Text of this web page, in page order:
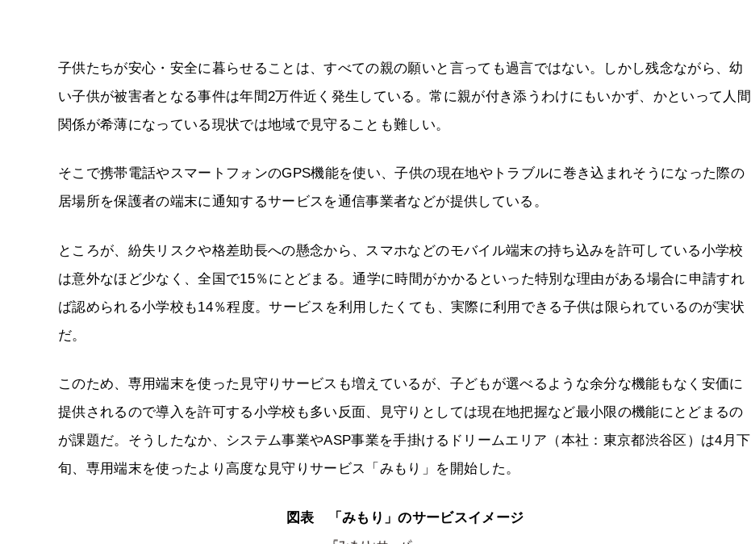
子供たちが安心・安全に暮らせることは、すべての親の願いと言っても過言ではない。しかし残念ながら、幼
い子供が被害者となる事件は年間2万件近く発生している。常に親が付き添うわけにもいかず、かといって人間
関係が希薄になっている現状では地域で見守ることも難しい。
そこで携帯電話やスマートフォンのGPS機能を使い、子供の現在地やトラブルに巻き込まれそうになった際の
居場所を保護者の端末に通知するサービスを通信事業者などが提供している。
ところが、紛失リスクや格差助長への懸念から、スマホなどのモバイル端末の持ち込みを許可している小学校
は意外なほど少なく、全国で15％にとどまる。通学に時間がかかるといった特別な理由がある場合に申請すれ
ば認められる小学校も14％程度。サービスを利用したくても、実際に利用できる子供は限られているのが実状
だ。
このため、専用端末を使った見守りサービスも増えているが、子どもが選べるような余分な機能もなく安価に
提供されるので導入を許可する小学校も多い反面、見守りとしては現在地把握など最小限の機能にとどまるの
が課題だ。そうしたなか、システム事業やASP事業を手掛けるドリームエリア（本社：東京都渋谷区）は4月下
旬、専用端末を使ったより高度な見守りサービス「みもり」を開始した。
図表 「みもり」のサービスイメージ